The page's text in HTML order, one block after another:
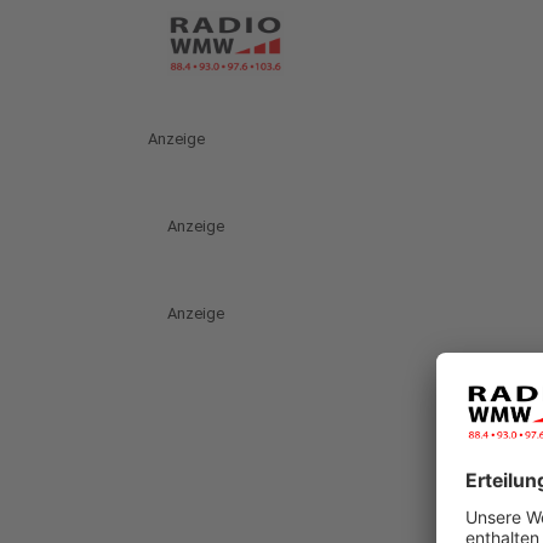
Anzeige
Anzeige
Anzeige